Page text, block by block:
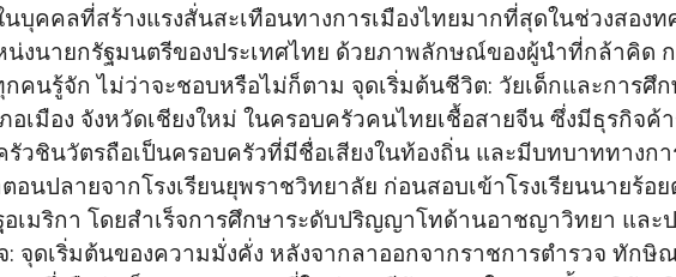
คคลที่สร้างแรงสั่นสะเทือนทางการเมืองไทยมากที่สุดในช่วงสอง
งนายกรัฐมนตรีของประเทศไทย ด้วยภาพลักษณ์ของผู้นำที่กล้าคิด
คนรู้จัก ไม่ว่าจะชอบหรือไม่ก็ตาม จุดเริ่มต้นชีวิต: วัยเด็กและการศึ
อเมือง จังหวัดเชียงใหม่ ในครอบครัวคนไทยเชื้อสายจีน ซึ่งมีธุรกิจ
วชินวัตรถือเป็นครอบครัวที่มีชื่อเสียงในท้องถิ่น และมีบทบาททางก
นปลายจากโรงเรียนยุพราชวิทยาลัย ก่อนสอบเข้าโรงเรียนนายร้อ
อเมริกา โดยสำเร็จการศึกษาระดับปริญญาโทด้านอาชญาวิทยา แล
: จุดเริ่มต้นของความมั่งคั่ง หลังจากลาออกจากราชการตำรวจ ทัก